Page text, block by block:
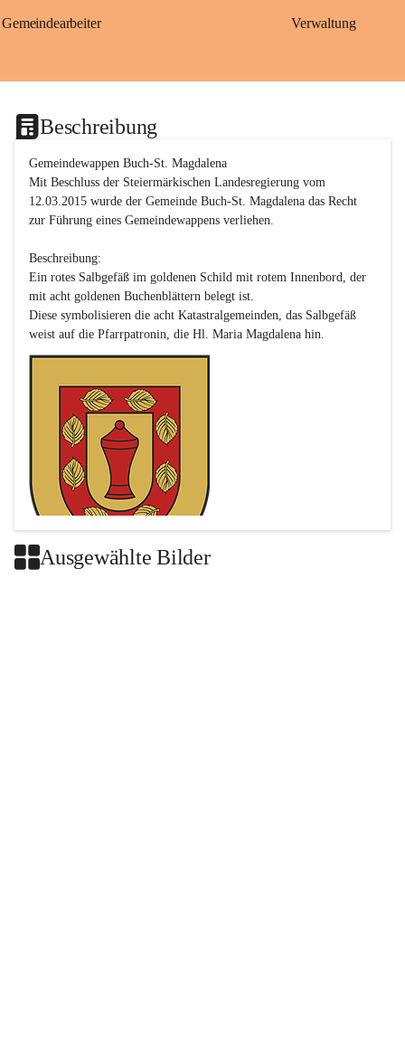
Gemeindearbeiter Verwaltung
Beschreibung
Gemeindewappen Buch-St. Magdalena
Mit Beschluss der Steiermärkischen Landesregierung vom
12.03.2015 wurde der Gemeinde Buch-St. Magdalena das Recht
zur Führung eines Gemeindewappens verliehen.
Beschreibung:
Ein rotes Salbgefäß im goldenen Schild mit rotem Innenbord, der
mit acht goldenen Buchenblättern belegt ist.
Diese symbolisieren die acht Katastralgemeinden, das Salbgefäß
Ausgewählte Bilder